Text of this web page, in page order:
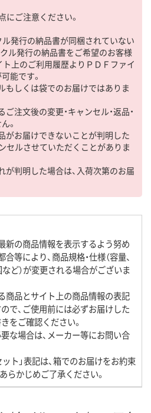
にご注意ください。
ル発行の納品書が同梱されていない
ル発行の納品書をご希望のお客様
ト上のご利用履歴よりＰＤＦファイ
能です。
もしくは袋でのお届けではありま
注文後の変更・キャンセル・返品・
。
がお届けできないことが判明した
セルさせていただくことがありま
が判明した場合は、入荷次第のお届
新の商品情報を表示するよう努め
等により、商品規格・仕様（容量、
など）が変更される場合がございま
商品とサイト上の商品情報の表記
で、ご使用前には必ずお届けした
をご確認ください。
な場合は、メーカー等にお問い合
ト」表記は、箱でのお届けをお約束
らかじめご了承ください。